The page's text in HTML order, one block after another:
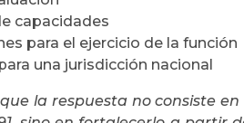
capacidades
para el ejercicio de la función
una jurisdicción nacional
la respuesta no consiste